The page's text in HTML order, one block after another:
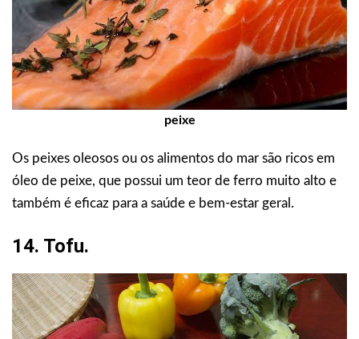
peixe
Os peixes oleosos ou os alimentos do mar são ricos em
óleo de peixe, que possui um teor de ferro muito alto e
também é eficaz para a saúde e bem-estar geral.
14. Tofu.